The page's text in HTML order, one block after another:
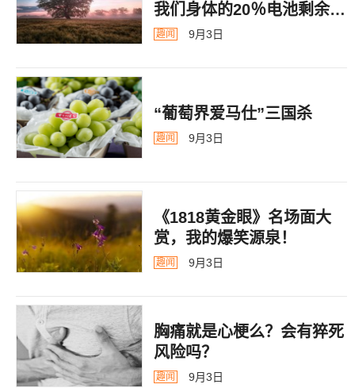
我们身体的20％电池剩余警
告
趣闻 9月3日
“葡萄界爱马仕”三国杀
趣闻 9月3日
《1818黄金眼》名场面大
赏，我的爆笑源泉！
趣闻 9月3日
胸痛就是心梗么？会有猝死
风险吗？
趣闻 9月3日